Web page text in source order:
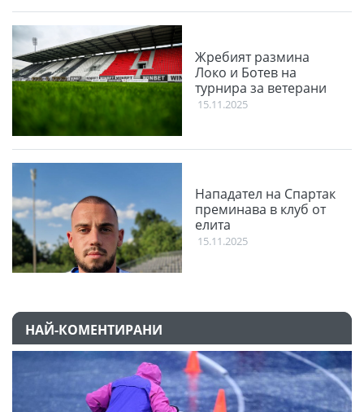
Жребият размина
Локо и Ботев на
турнира за ветерани
15.11.2025
Нападател на Спартак
преминава в клуб от
елита
15.11.2025
НАЙ-КОМЕНТИРАНИ